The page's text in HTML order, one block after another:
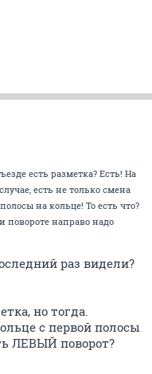
есть разметка? Есть! На
есть не только смена
на кольце! То есть что?
направо надо
раз видели?
но тогда.
с первой полосы
ЛЕВЫЙ поворот?